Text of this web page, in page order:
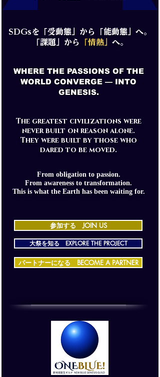
SDGsを「受動態」から「能動態」へ。
「課題」から
「情熱」 へ。
WHERE THE PASSIONS OF THE
WORLD CONVERGE — INTO
GENESIS.
The greatest civilizations were
never built on reason alone.
They were built by those who
dared to be moved.
From obligation to passion.
From awareness to transformation.
This is what the Earth has been waiting for.
参加する JOIN US
大祭を知る EXPLORE THE PROJECT
パートナーになる BECOME A PARTNER